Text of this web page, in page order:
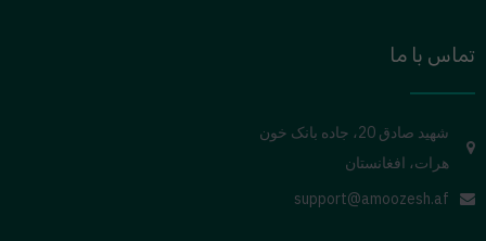
تماس با ما
شهید صادق 20، جاده بانک خون
هرات، افغانستان
support@amoozesh.af